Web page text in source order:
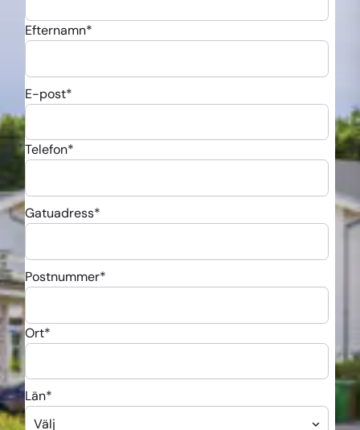
Efternamn*
E-post*
Telefon*
Gatuadress*
Postnummer*
Ort*
Län*